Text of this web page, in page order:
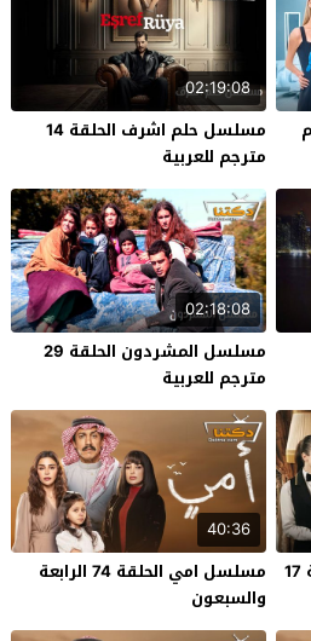
02:19:08
مسلسل حلم اشرف الحلقة 14
مترجم للعربية
02:18:08
مسلسل المشردون الحلقة 29
مترجم للعربية
مسلسل اذا خسر الملك الحلقة 17
40:36
مسلسل امي الحلقة 74 الرابعة
والسبعون